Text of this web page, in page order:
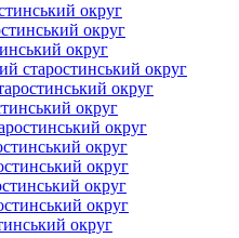
округ
округ
округ
старостинський округ
округ
округ
округ
округ
округ
округ
округ
округ